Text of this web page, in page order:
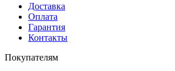
Доставка
Оплата
Гарантия
Контакты
Покупателям